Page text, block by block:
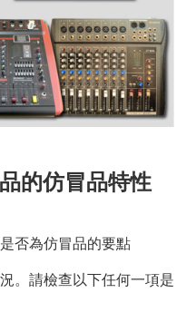
的仿冒品特性
否為仿冒品的要點
。請檢查以下任何一項是